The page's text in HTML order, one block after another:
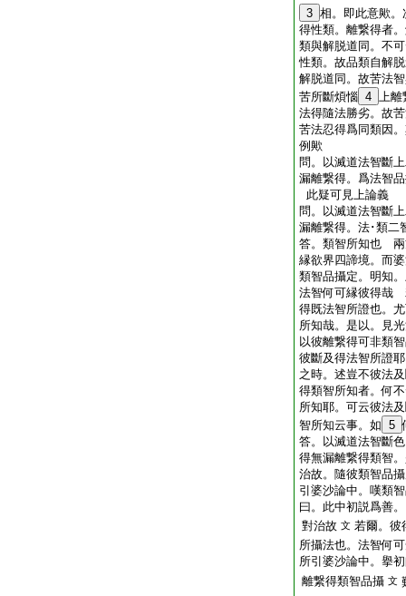
3 相。即此意歟
得性類。離繋得者
類與解脱道同。不
性類。故品類自解
解脱道同。故苦法
苦所斷煩惱 4 上離
法得隨法勝劣。故
苦法忍得爲同類因
例歟
問。以滅道法智斷
漏離繋得。爲法智
此疑可見上論義
問。以滅道法智斷
漏離繋得。法･類二
答。類智所知也 兩
縁欲界四諦境。而
類智品攝定。明知
法智何可縁彼得哉
得既法智所證也。
所知哉。是以。見
以彼離繋得可非類
彼斷及得法智所證
之時。述豈不彼法
得類智所知者。何
所知耶。可云彼法
智所知云事。如 5
答。以滅道法智斷
得無漏離繋得類智
治故。隨彼類智品
引婆沙論中。嘆類
曰。此中初説爲善
對治故 文 若爾。彼
所攝法也。法智何
所引婆沙論中。擧
離繋得類智品攝 文